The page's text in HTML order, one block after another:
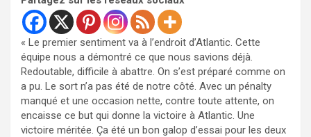
« Le premier sentiment va à l’endroit d’Atlantic. Cette
équipe nous a démontré ce que nous savions déjà.
Redoutable, difficile à abattre. On s’est préparé comme on
a pu. Le sort n’a pas été de notre côté. Avec un pénalty
manqué et une occasion nette, contre toute attente, on
encaisse ce but qui donne la victoire à Atlantic. Une
victoire méritée. Ça été un bon galop d’essai pour les deux